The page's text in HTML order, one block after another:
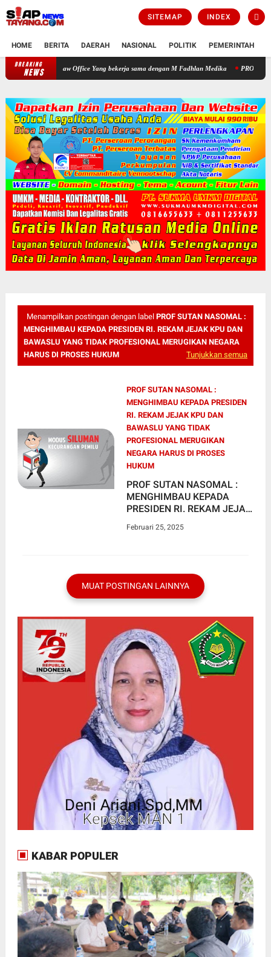
SITEMAP INDEX
HOME BERITA DAERAH NASIONAL POLITIK PEMERINTAH
BREAKING
NEWS Warga Apresiasi Pengobatan Gratis yang Digelar HNP Law Office
Menampilkan postingan dengan label PROF SUTAN NASOMAL :
MENGHIMBAU KEPADA PRESIDEN RI. REKAM JEJAK KPU DAN
BAWASLU YANG TIDAK PROFESIONAL MERUGIKAN NEGARA
HARUS DI PROSES HUKUM
Tunjukkan semua
PROF SUTAN NASOMAL :
MENGHIMBAU KEPADA PRESIDEN
RI. REKAM JEJAK KPU DAN
BAWASLU YANG TIDAK
PROFESIONAL MERUGIKAN
NEGARA HARUS DI PROSES
HUKUM
PROF SUTAN NASOMAL :
MENGHIMBAU KEPADA
PRESIDEN RI. REKAM JEJAK
TIDAK PROFESIONAL
Februari 25, 2025
MUAT POSTINGAN LAINNYA
KABAR POPULER